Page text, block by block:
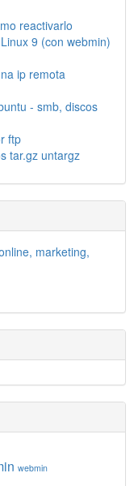
reactivarlo
9 (con webmin)
ip remota
- smb, discos
ftp
tar.gz untargz
marketing,
webmin